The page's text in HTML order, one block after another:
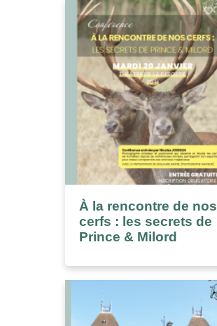
À la rencontre de nos
cerfs : les secrets de
Prince & Milord